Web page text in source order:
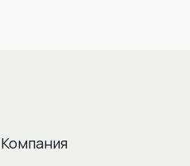
Компания